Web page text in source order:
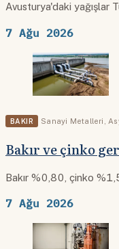
Avusturya'daki yağışlar
7 Ağu 2026
BAKIR Sanayi Metalleri
Bakır ve çinko
Bakır %0,80, çinko
7 Ağu 2026